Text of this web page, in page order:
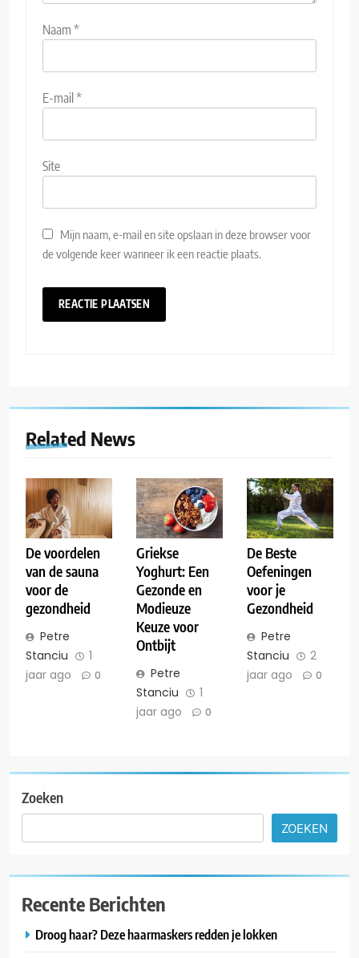
Naam *
E-mail *
Site
Mijn naam, e-mail en site opslaan in deze browser voor
de volgende keer wanneer ik een reactie plaats.
Related News
De voordelen
van de sauna
voor de
gezondheid
Petre
Stanciu
1
jaar ago
0
Griekse
Yoghurt: Een
Gezonde en
Modieuze
Keuze voor
Ontbijt
Petre
Stanciu
1
jaar ago
0
De Beste
Oefeningen
voor je
Gezondheid
Petre
Stanciu
2
jaar ago
0
Zoeken
ZOEKEN
Recente Berichten
Droog haar? Deze haarmaskers redden je lokken